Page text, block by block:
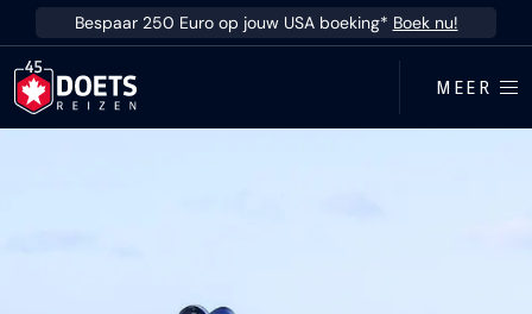
Ga direct naar inhoud
Bespaar 250 Euro op jouw USA boeking* Boek nu!
MEER